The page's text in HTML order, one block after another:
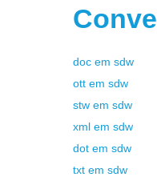
doc em sdw
ott em sdw
stw em sdw
xml em sdw
dot em sdw
txt em sdw